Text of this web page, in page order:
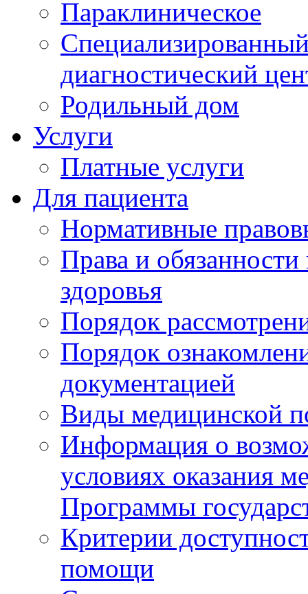
Параклиническое
диагностический
Родильный дом
Услуги
Платные услуги
Для пациента
Нормативные
Права и
здоровья
Порядок
Порядок
документацией
Виды медицинской
Информация о
условиях оказания
Программы
Критерии
помощи